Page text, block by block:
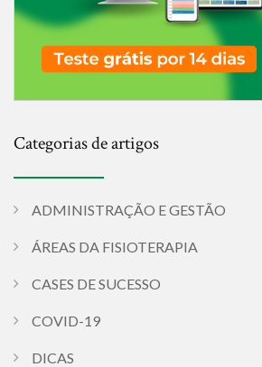
Categorias de artigos
ADMINISTRAÇÃO E GESTÃO
ÁREAS DA FISIOTERAPIA
CASES DE SUCESSO
COVID-19
DICAS